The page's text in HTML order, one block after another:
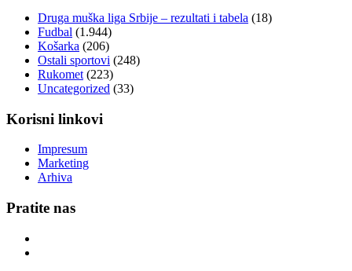
Druga muška liga Srbije – rezultati i tabela (18)
Fudbal (1.944)
Košarka (206)
Ostali sportovi (248)
Rukomet (223)
Uncategorized (33)
Korisni linkovi
Impresum
Marketing
Arhiva
Pratite nas